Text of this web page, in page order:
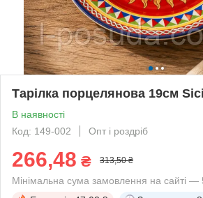
Тарілка порцелянова 19см
В наявності
Код: 149-002
Опт і роздріб
266,48 ₴ 313,50 ₴
Мінімальна сума замовлення на сайті —